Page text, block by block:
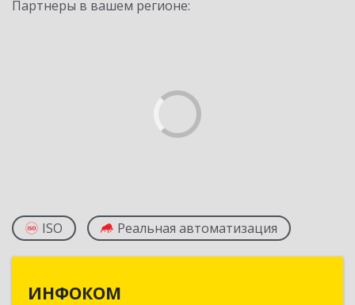
Партнеры в вашем регионе:
ISO Реальная автоматизация
ИНФОКОМ